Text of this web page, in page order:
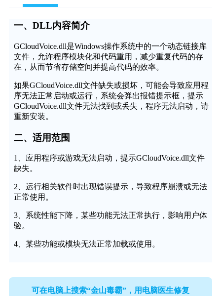
一、DLL内容简介
GCloudVoice.dll是Windows操作系统中的一个动态链接库
文件，允许程序模块化和代码重用，减少重复代码的存
在，从而节省存储空间并提高代码的效率。
如果GCloudVoice.dll文件缺失或损坏，可能会导致应用程
序无法正常启动或运行，系统会弹出报错提示框，提示
GCloudVoice.dll文件无法找到或丢失，程序无法启动，请
重新安装。
二、适用范围
1、应用程序或游戏无法启动，提示GCloudVoice.dll文件
缺失。
2、运行相关软件时出现错误提示，导致程序崩溃或无法
正常使用。
3、系统性能下降，某些功能无法正常执行，影响用户体
验。
4、某些功能或模块无法正常加载或使用。
可在电脑上搜索“金山毒霸”，用电脑医生修复